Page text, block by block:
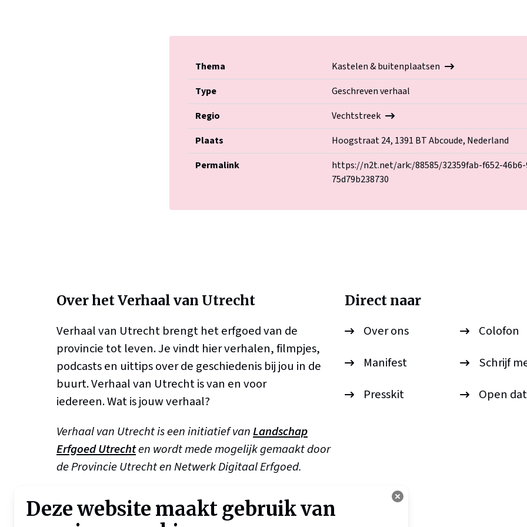
Thema
Kastelen & buitenplaatsen
Type
Geschreven verhaal
Regio
Vechtstreek
Plaats
Hoogstraat 24, 1391 BT Abcoude, Nederland
Permalink
https://n2t.net/ark:/88585/32359fab-f652-46b6-
75d79b238730
Over het Verhaal van Utrecht
Verhaal van Utrecht brengt het erfgoed van de
provincie tot leven. Je vindt hier verhalen, filmpjes,
podcasts en uittips over de geschiedenis bij jou in de
buurt. Verhaal van Utrecht is van en voor
iedereen. Wat is jouw verhaal?
Verhaal van Utrecht is een initiatief vanLandschap
Erfgoed Utrechten wordt mede mogelijk gemaakt door
de Provincie Utrecht en Netwerk Digitaal Erfgoed.
Direct naar
Over ons
Colofon
Manifest
Schrijf
Presskit
Open
Deze website maakt gebruik van